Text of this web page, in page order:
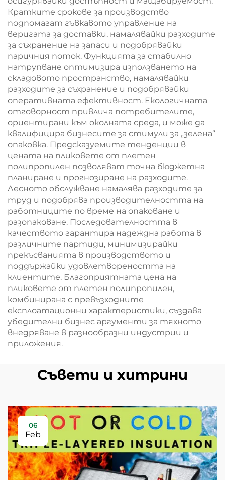
Кратките срокове за производство
подпомагат гъвкавото управление на
веригата за доставки, намалявайки разходите
за съхранение на запаси и подобрявайки
паричния поток. Функцията за стабилно
натрупване оптимизира използването на
складовото пространство, намалявайки
разходите за съхранение и подобрявайки
оперативната ефективност. Екологичната
отговорност привлича потребителите,
ориентирани към околната среда, и може да
квалифицира бизнесите за стимули за „зелена“
опаковка. Предсказуемите тенденции в
цената на пликовете от плетен
полипропилен позволяват точна бюджетна
планиране и прогнозиране на разходите.
Лесното обслужване намалява разходите за
труд и подобрява производителността на
работниците по време на опаковане и
разопаковане. Последователността в
качеството гарантира надеждна работа в
различните партиди, минимизирайки
прекъсванията в производството и
поддържайки удовлетвореността на
клиентите. Благоприятната цена на
пликовете от плетен полипропилен,
комбинирана с превъзходните
експлоатационни характеристики, създава
убедителни бизнес аргументи за тяхното
внедряване в разнообразни индустрии и
приложения.
Съвети и хитрини
06
Feb